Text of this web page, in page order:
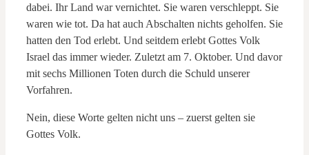
dabei. Ihr Land war vernichtet. Sie waren verschleppt. Sie
waren wie tot. Da hat auch Abschalten nichts geholfen. Sie
hatten den Tod erlebt. Und seitdem erlebt Gottes Volk
Israel das immer wieder. Zuletzt am 7. Oktober. Und davor
mit sechs Millionen Toten durch die Schuld unserer
Vorfahren.
Nein, diese Worte gelten nicht uns – zuerst gelten sie
Gottes Volk.